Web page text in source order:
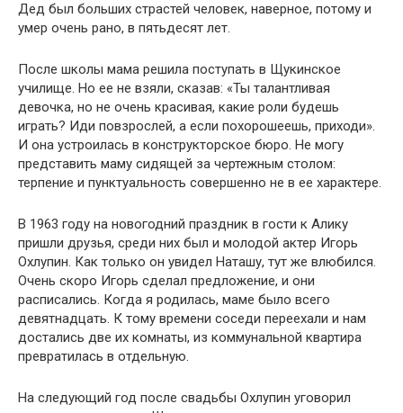
Дед был больших страстей человек, наверное, потому и
умер очень рано, в пятьдесят лет.
После школы мама решила поступать в Щукинское
училище. Но ее не взяли, сказав: «Ты талантливая
девочка, но не очень красивая, какие роли будешь
играть? Иди повзрослей, а если похорошеешь, приходи».
И она устроилась в конструкторское бюро. Не могу
представить маму сидящей за чертежным столом:
терпение и пунктуальность совершенно не в ее характере.
В 1963 году на новогодний праздник в гости к Алику
пришли друзья, среди них был и молодой актер Игорь
Охлупин. Как только он увидел Наташу, тут же влюбился.
Очень скоро Игорь сделал предложение, и они
расписались. Когда я родилась, маме было всего
девятнадцать. К тому времени соседи переехали и нам
достались две их комнаты, из коммунальной квартира
превратилась в отдельную.
На следующий год после свадьбы Охлупин уговорил